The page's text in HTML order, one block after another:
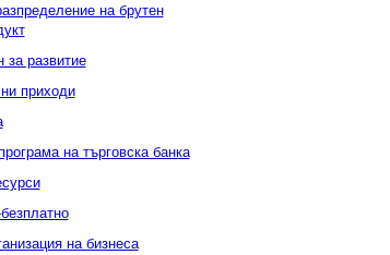
на брутен
за развитие
приходи
на търговска банка
на бизнеса